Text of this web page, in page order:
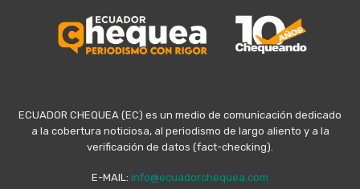
ECUADOR CHEQUEA (EC) es un medio de comunicación dedicado
a la cobertura noticiosa, al periodismo de largo aliento y a la
verificación de datos (fact-checking).
E-MAIL: info@ecuadorchequea.com